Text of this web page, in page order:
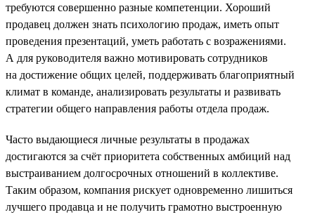
требуются совершенно разные компетенции. Хороший
продавец должен знать психологию продаж, иметь опыт
проведения презентаций, уметь работать с возражениями.
А для руководителя важно мотивировать сотрудников
на достижение общих целей, поддерживать благоприятный
климат в команде, анализировать результаты и развивать
стратегии общего направления работы отдела продаж.
Часто выдающиеся личные результаты в продажах
достигаются за счёт приоритета собственных амбиций над
выстраиванием долгосрочных отношений в коллективе.
Таким образом, компания рискует одновременно лишиться
лучшего продавца и не получить грамотно выстроенную